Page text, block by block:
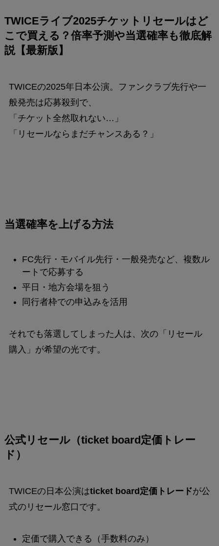
TWICEライブ2025チケットリセールはど
こで買える？倍率予測や当選確率も徹底解
説【最新版】
TWICEの2025年日本公演。ファンクラブ先行や一
般発売は応募殺到で、
「チケット全然取れない…」
「リセールならまだチャンスある？」
当選確率を上げる方法
FC先行・モバイル先行・一般発売など、複数ル
ートで応募する
平日・地方会場を狙う
同行者枠での申込みを活用
それでも落選してしまった人は、次の「リセール
購入」が希望の光です。
公式リセール（ticket board定価トレー
ド）
TWICEの日本公演はticket board定価トレードが公
式のリセール窓口です。
定価で購入できる（手数料のみ）